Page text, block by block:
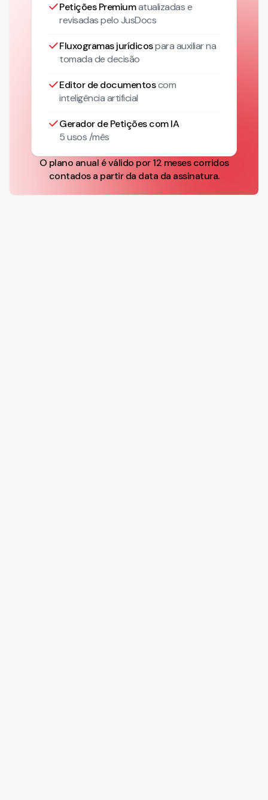
Petições Premiumatualizadase
revisadas pelo JusDocs
Fluxogramas jurídicospara auxiliar na
tomada de decisão
Editor de documentoscom
inteligência artificial
Gerador de Petições com IA
5 usos /mês
O plano anual é válido por 12 meses corridos
contados a partir da data da assinatura.